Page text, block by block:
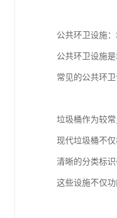
公共环卫设施
公共环卫设施
常见的公共环
垃圾桶作为较
现代垃圾桶不
清晰的分类标
这些设施不仅